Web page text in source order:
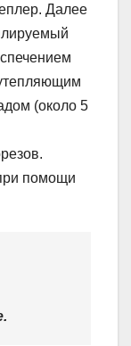
Далее
(около 5
помощи